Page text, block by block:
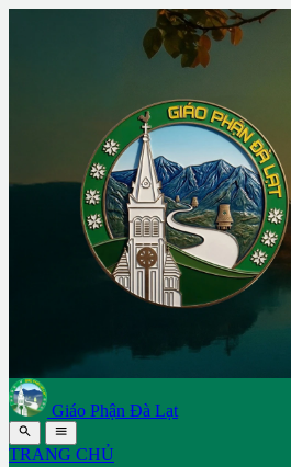
Giáo Phận Đà Lạt
 
TRANG CHỦ